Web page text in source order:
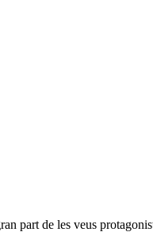
part de les veus